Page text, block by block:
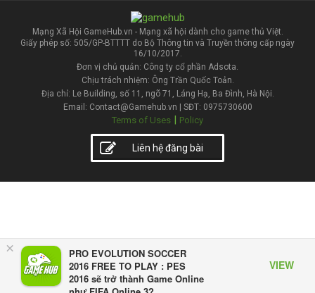
×
PRO EVOLUTION SOCCER
2016 FREE TO PLAY : PES
2016 sẽ trở thành Game Online
VIEW
Mạng Xã Hội GameHub.vn - Mạng xã hội dành cho game thủ Việt.
Giấy phép số: 505/GP-BTTTT do Bộ Thông tin và Truyền thông cấp ngày
16/10/2017.
Đơn vị chủ quản: Công ty cổ phần Adsota.
Chịu trách nhiệm: Ông Trần Quốc Toản.
Địa chỉ: Le Building, số 11, ngõ 71, Láng Hạ, Ba Đình, Hà Nội.
Email: Contact@Gamehub.vn | SĐT: 0975730600
Terms of Uses | Policy
Liên hệ đăng bài